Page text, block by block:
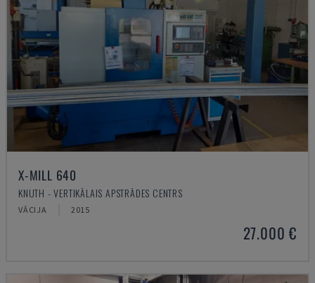
X-MILL 640
KNUTH - VERTIKĀLAIS APSTRĀDES CENTRS
VĀCIJA 2015
27.000 €